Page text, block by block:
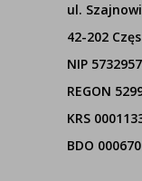
ul.
42-202
NIP
REGON
KRS
BDO